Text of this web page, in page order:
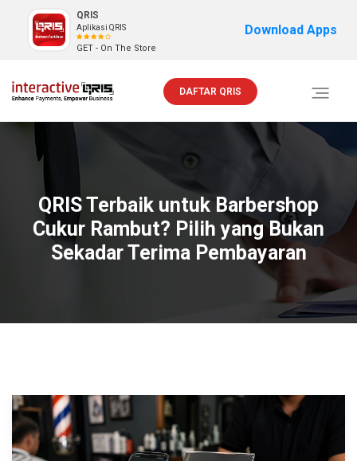
QRIS
Aplikasi QRIS
GET - On The Store
Download Apps
Toggle
DAFTAR QRIS
QRIS Terbaik untuk Barbershop
Cukur Rambut? Pilih yang Bukan
Sekadar Terima Pembayaran